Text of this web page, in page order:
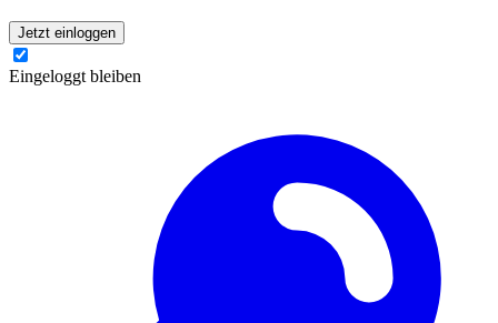
Jetzt einloggen
Eingeloggt bleiben